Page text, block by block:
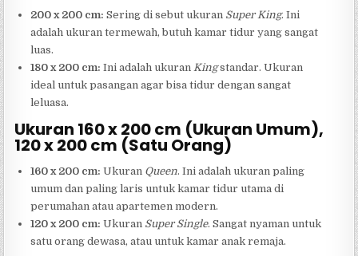
200 x 200 cm: Sering di sebut ukuran Super King. Ini
adalah ukuran termewah, butuh kamar tidur yang sangat
luas.
180 x 200 cm: Ini adalah ukuran Kingstandar. Ukuran
ideal untuk pasangan agar bisa tidur dengan sangat
leluasa.
Ukuran 160 x 200 cm (Ukuran Umum),
120 x 200 cm (Satu Orang)
160 x 200 cm: Ukuran Queen. Ini adalah ukuran paling
umum dan paling laris untuk kamar tidur utama di
perumahan atau apartemen modern.
120 x 200 cm: Ukuran Super Single. Sangat nyaman untuk
satu orang dewasa, atau untuk kamar anak remaja.